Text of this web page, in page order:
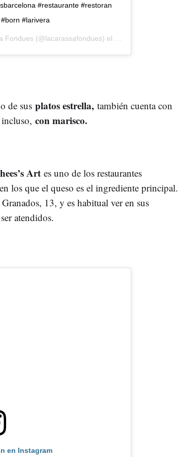
#restaurante #restoran
#larivera
Fondues (@lacarassafondues) el
de sus platos estrella, también cuenta con
con marisco.
Art es uno de los restaurantes
los que el queso es el ingrediente principal.
13, y es habitual ver en sus
atendidos.
en Instagram